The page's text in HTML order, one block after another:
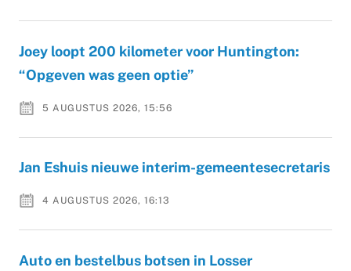
Joey loopt 200 kilometer voor Huntington:
“Opgeven was geen optie”
5 AUGUSTUS 2026, 15:56
Jan Eshuis nieuwe interim-gemeentesecretaris
4 AUGUSTUS 2026, 16:13
Auto en bestelbus botsen in Losser